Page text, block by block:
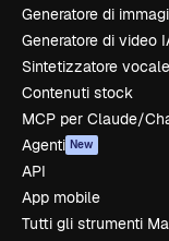
Generatore di
Generatore di video
Sintetizzatore
Contenuti stock
MCP per Claude/
Agenti New
API
App mobile
Tutti gli strumenti